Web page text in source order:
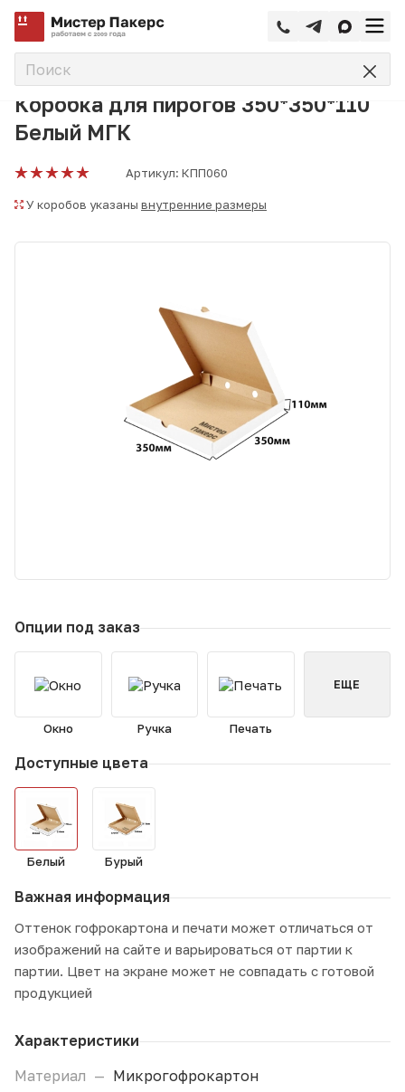
Главная Коробка для
Коробка для пирогов 350*350*110
Белый МГК
Артикул: КПП060
У коробов указаны внутренние размеры
Опции под заказ
Окно Ручка Печать
ЕЩЕ
Доступные цвета
Белый Бурый
Важная информация
Оттенок гофрокартона и печати может отличаться от
изображений на сайте и варьироваться от партии к
партии. Цвет на экране может не совпадать с готовой
продукцией
Характеристики
Материал — Микрогофрокартон